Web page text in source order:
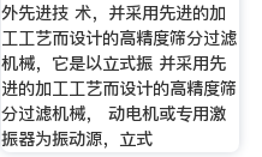
外先进技 术，并采用先进的加
工工艺而设计的高精度筛分过滤
机械，它是以立式振 并采用先
进的加工工艺而设计的高精度筛
分过滤机械， 动电机或专用激
振器为振动源，立式